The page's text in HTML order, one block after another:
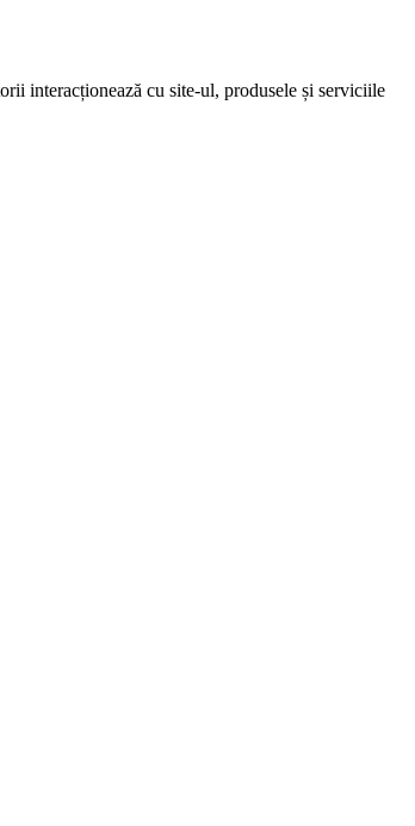
interacționează cu site-ul, produsele și serviciile